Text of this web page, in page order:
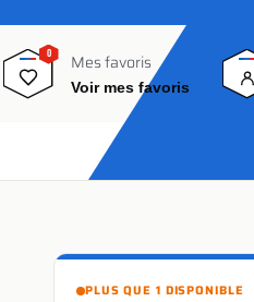
00 Mes favoris
Voir mes favoris
PLUS QUE 1 DISPONIBLE